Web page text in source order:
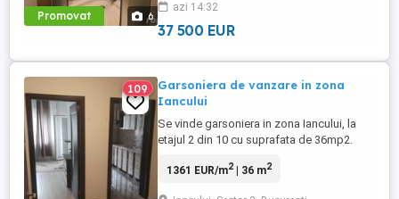
Promovat 6
azi 14:32
37 500 EUR
109
Garsoniera de vanzare in zona
Iancului
Se vinde garsoniera in zona Iancului, la
etajul 2 din 10 cu suprafata de 36mp2.
facil atat la majoritatea mijloacelor de
1361 EUR/m2| 36 m2